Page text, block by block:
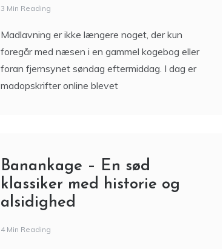
3 Min Reading
Madlavning er ikke længere noget, der kun
foregår med næsen i en gammel kogebog eller
foran fjernsynet søndag eftermiddag. I dag er
madopskrifter online blevet
Banankage – En sød
klassiker med historie og
alsidighed
4 Min Reading